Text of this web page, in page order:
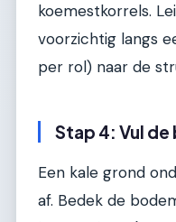
koemestkorrels.
voorzichtig langs
per rol) naar de
Stap 4: Vul
Een kale grond
af. Bedek de